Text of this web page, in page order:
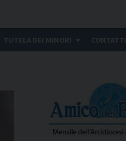
TUTELA DEI MINORI CONTATTI